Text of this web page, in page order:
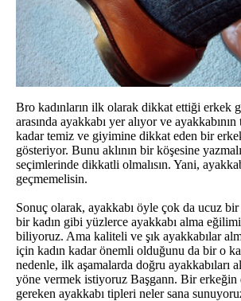
Bro kadınların ilk olarak dikkat ettiği erkek
arasında ayakkabı yer alıyor ve
kadar temiz ve giyimine dikkat eden bir
gösteriyor. Bunu aklının bir köşesine
seçimlerinde dikkatli olmalısın. Yani,
geçmemelisin.
Sonuç olarak, ayakkabı öyle çok da ucuz
bir kadın gibi yüzlerce ayakkabı alma
biliyoruz. Ama kaliteli ve şık ayakkabılar
için kadın kadar önemli olduğunu da bir o
nedenle, ilk aşamalarda doğru ayakkabıları
yöne vermek istiyoruz Başgann. Bir erkeğin
gereken ayakkabı tipleri neler sana